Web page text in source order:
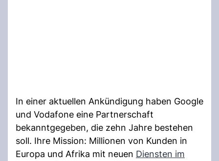
In einer aktuellen Ankündigung haben Google
und Vodafone eine Partnerschaft
bekanntgegeben, die zehn Jahre bestehen
soll. Ihre Mission: Millionen von Kunden in
Europa und Afrika mit neuen Diensten im